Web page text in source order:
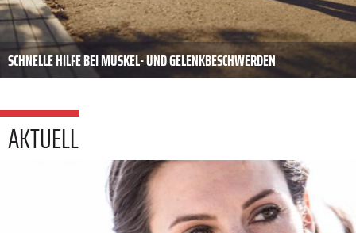
SCHNELLE HILFE BEI MUSKEL- UND GELENKBESCHWERDEN
AKTUELL